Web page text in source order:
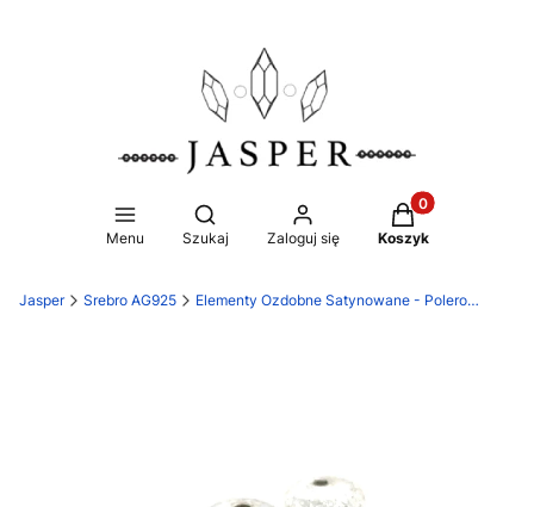
Menu
Otwórz wyszukiwarkę
Szukaj Zaloguj się
Produkty w
Koszyk
Jasper Srebro AG925 Elementy Ozdobne Satynowane - Polerowane Ag925